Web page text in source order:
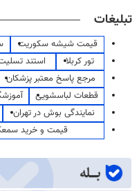
تبلیغات
قیمت شیشه سکوریت
تور کربلا
استند
مرجع پاسخ معتبر پزشکان
قطعات لباسشویی
نمایندگی بوش در تهران
قیمت و خرید